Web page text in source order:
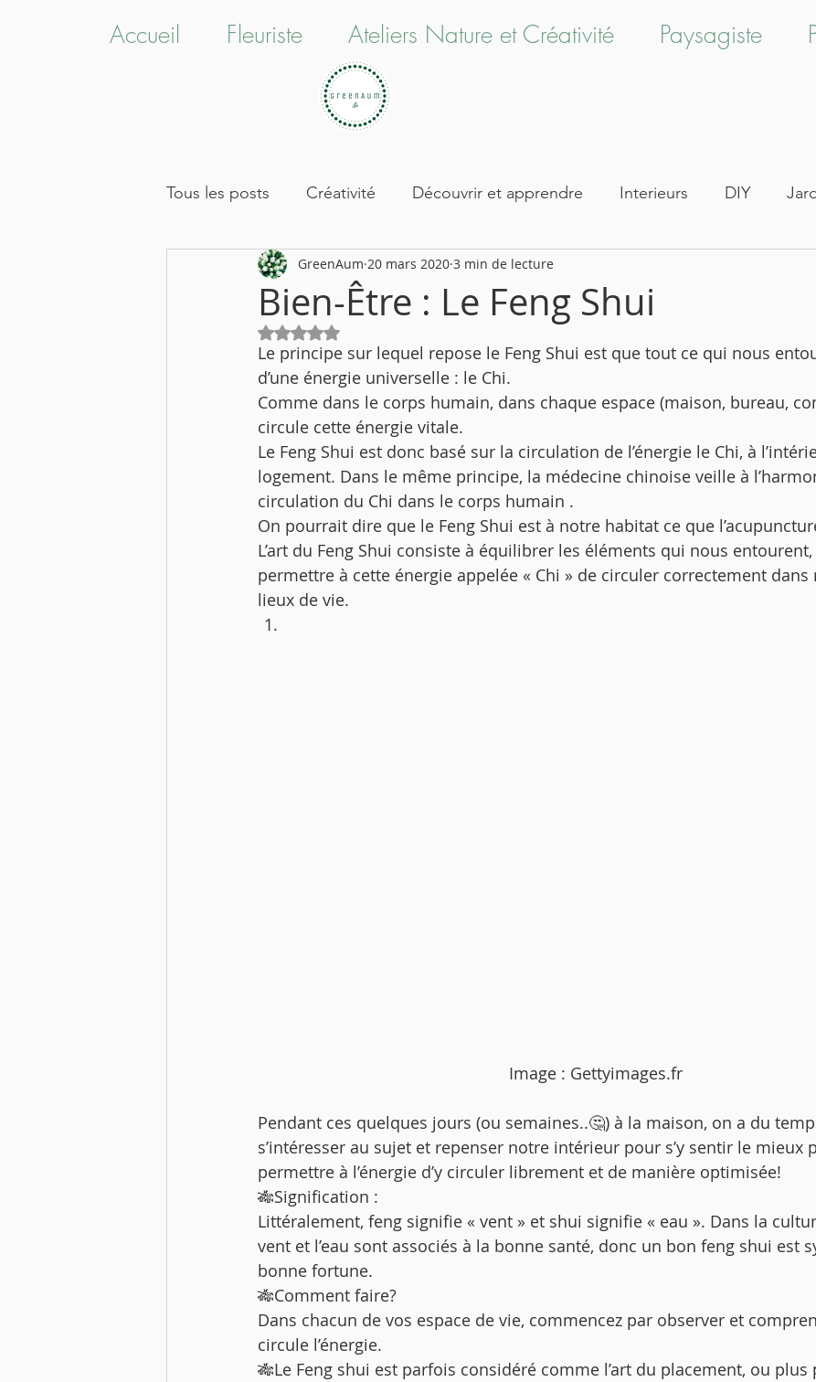
Accueil Fleuriste Ateliers Nature et Créativité Paysagiste
Tous les posts Créativité Découvrir et apprendre Interieurs DIY
Green Lifestyle Bien-Être lithothérapie
Créativité Decouvrir et apprendre
Jardiner Aménagement paysager Bien-Être biodiversité Créativité
Decouvrir et apprendre deuil DIY Fleuriste fleurs Green
Bien-Être : Le Feng Shui
GreenAum 20 mars 2020 3 min de lecture
Noté NaN étoiles sur 5.
Le principe sur lequel repose le Feng Shui est que tout ce qui nous
d’une énergie universelle : le Chi.
Comme dans le corps humain, dans chaque espace (maison, bureau,
circule cette énergie vitale.
Le Feng Shui est donc basé sur la circulation de l’énergie le Chi, à
logement. Dans le même principe, la médecine chinoise veille à
circulation du Chi dans le corps humain .
On pourrait dire que le Feng Shui est à notre habitat ce que
L’art du Feng Shui consiste à équilibrer les éléments qui nous
permettre à cette énergie appelée « Chi » de circuler correctement
lieux de vie.
Image : Gettyimages.fr
Pendant ces quelques jours (ou semaines..🤔) à la maison, on a du
s’intéresser au sujet et repenser notre intérieur pour s’y sentir le mieux
permettre à l’énergie d’y circuler librement et de manière optimisée!
🎋Signification :
Littéralement, feng signifie « vent » et shui signifie « eau ». Dans la
vent et l’eau sont associés à la bonne santé, donc un bon feng shui est
bonne fortune.
🎋Comment faire?
Dans chacun de vos espace de vie, commencez par observer et
circule l’énergie.
🎋Le Feng shui est parfois considéré comme l’art du placement, ou plus